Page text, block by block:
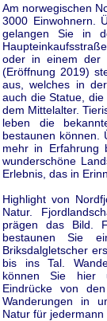
Am norwegischen
3000 Einwohnern.
gelangen Sie in
oder in einem der
(Eröffnung 2019)
aus, welches in
auch die Statue,
dem Mittelalter.
leben die
bestaunen können.
mehr in Erfahrung
wunderschöne
Erlebnis, das in
Highlight von
Natur.
prägen das Bild.
bestaunen Sie
Briksdalgletscher
bis ins Tal.
können Sie hier
Eindrücke von
Wanderungen in
Natur für jedermann